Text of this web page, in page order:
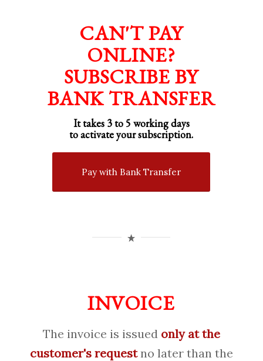
CAN'T PAY
ONLINE?
SUBSCRIBE BY
BANK TRANSFER
It takes 3 to 5 working days
to activate your subscription.
Pay with Bank Transfer
INVOICE
The invoice is issued only at the
customer's requestno later than the